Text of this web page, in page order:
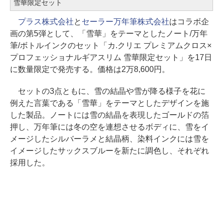
雪華限定セット
プラス株式会社と セーラー万年筆株式会社はコラボ企
画の第5弾として、「雪華」をテーマとしたノート/万年
筆/ボトルインクのセット「カ.クリエ プレミアムクロス×
プロフェッショナルギアスリム 雪華限定セット」を17日
に数量限定で発売する。価格は2万8,600円。
セットの3点ともに、雪の結晶や雪が降る様子を花に
例えた言葉である「雪華」をテーマとしたデザインを施
した製品。ノートには雪の結晶を表現したゴールドの箔
押し、万年筆には冬の空を連想させるボディに、雪をイ
メージしたシルバーラメと結晶柄、染料インクには雪を
イメージしたサックスブルーを新たに調色し、それぞれ
採用した。